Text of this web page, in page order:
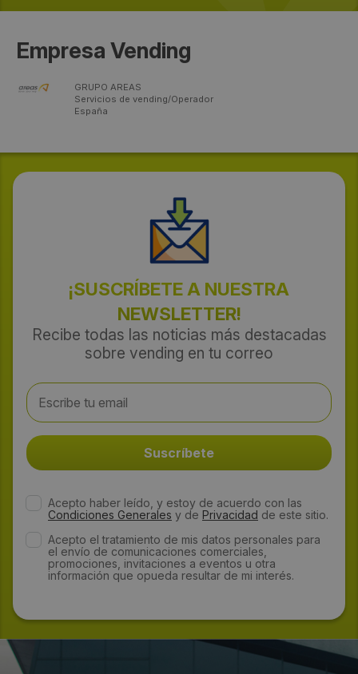
Empresa Vending
GRUPO AREAS
Servicios de vending/Operador
España
¡SUSCRÍBETE A NUESTRA
NEWSLETTER!
Recibe todas las noticias más destacadas
sobre vending en tu correo
Acepto haber leído, y estoy de acuerdo con las
Condiciones Generales y de Privacidad de este sitio.
Acepto el tratamiento de mis datos personales para
el envío de comunicaciones comerciales,
promociones, invitaciones a eventos u otra
información que opueda resultar de mi interés.